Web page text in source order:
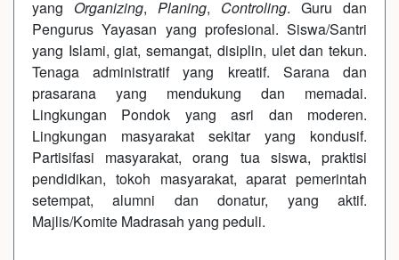
yang Organizing, Planing, Controling. Guru dan
Pengurus Yayasan yang profesional. Siswa/Santri
yang Islami, giat, semangat, disiplin, ulet dan tekun.
Tenaga administratif yang kreatif. Sarana dan
prasarana yang mendukung dan memadai.
Lingkungan Pondok yang asri dan moderen.
Lingkungan masyarakat sekitar yang kondusif.
Partisifasi masyarakat, orang tua siswa, praktisi
pendidikan, tokoh masyarakat, aparat pemerintah
setempat, alumni dan donatur, yang aktif.
Majlis/Komite Madrasah yang peduli.